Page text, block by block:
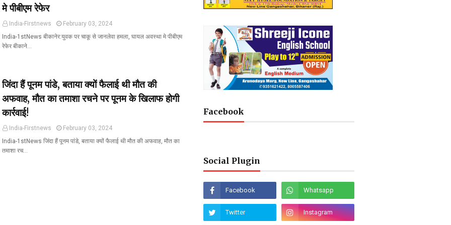
मे पीबीएम रेफेर
India-Firstnews
February 03, 2024
India-1stNews बीकानेर:युवक पर चाकू से जानलेवा हमला, घायल अवस्था मे पीबीएम
रेफेर बीकाने…
जिंदा हैं पूनम पांडे, बताया क्यों फैलाई थी मौत की
अफवाह, मौत का तमाशा रचने पर पूनम के खिलाफ होगी
कार्रवाई!
India-Firstnews
February 03, 2024
India-1stNews जिंदा हैं पूनम पांडे, बताया क्यों फैलाई थी मौत की अफवाह, मौत का
तमाशा रच…
Facebook
Social Plugin